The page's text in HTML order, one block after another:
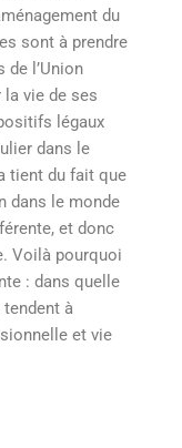
du
sont à prendre
l’Union
la vie de ses
légaux
dans le
tient du fait que
dans le monde
et donc
Voilà pourquoi
: dans quelle
à
et vie